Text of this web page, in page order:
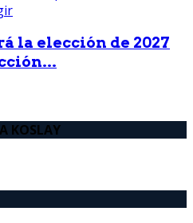
la elección de 2027
KOSLAY